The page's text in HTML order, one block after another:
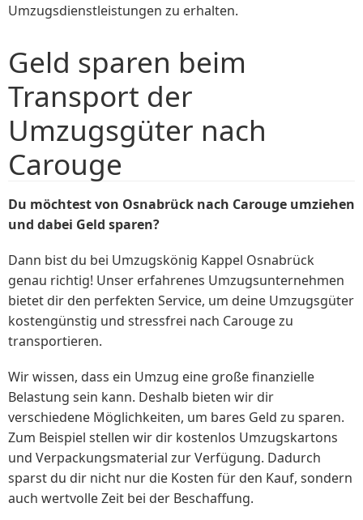
Umzugsdienstleistungen zu erhalten.
Geld sparen beim
Transport der
Umzugsgüter nach
Carouge
Du möchtest von Osnabrück nach Carouge umziehen
und dabei Geld sparen?
Dann bist du bei Umzugskönig Kappel Osnabrück
genau richtig! Unser erfahrenes Umzugsunternehmen
bietet dir den perfekten Service, um deine Umzugsgüter
kostengünstig und stressfrei nach Carouge zu
transportieren.
Wir wissen, dass ein Umzug eine große finanzielle
Belastung sein kann. Deshalb bieten wir dir
verschiedene Möglichkeiten, um bares Geld zu sparen.
Zum Beispiel stellen wir dir kostenlos Umzugskartons
und Verpackungsmaterial zur Verfügung. Dadurch
sparst du dir nicht nur die Kosten für den Kauf, sondern
auch wertvolle Zeit bei der Beschaffung.